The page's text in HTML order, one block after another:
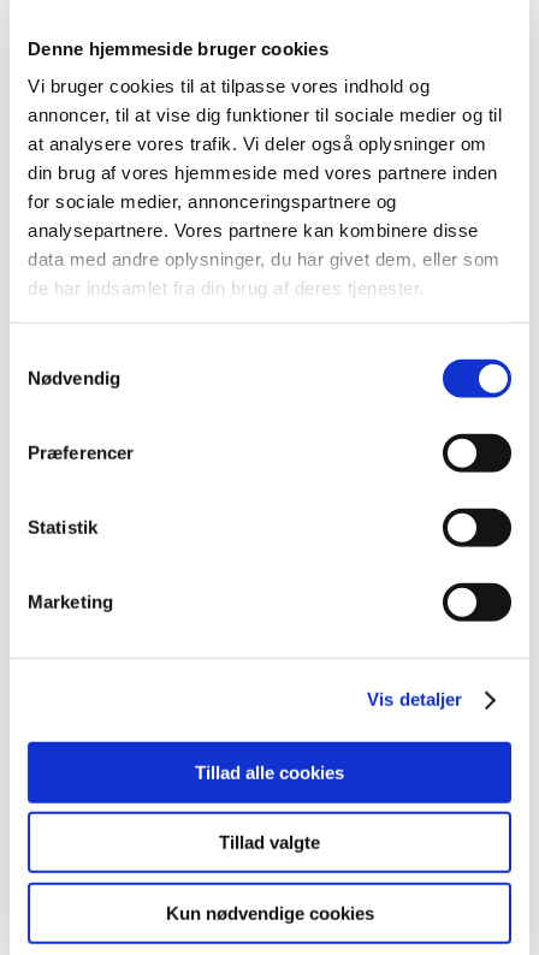
Denne hjemmeside bruger cookies
Vi bruger cookies til at tilpasse vores indhold og
annoncer, til at vise dig funktioner til sociale medier og til
at analysere vores trafik. Vi deler også oplysninger om
din brug af vores hjemmeside med vores partnere inden
for sociale medier, annonceringspartnere og
analysepartnere. Vores partnere kan kombinere disse
data med andre oplysninger, du har givet dem, eller som
de har indsamlet fra din brug af deres tjenester.
Nødvendig
Præferencer
Statistik
Marketing
Vis detaljer
Tillad alle cookies
Tillad valgte
Kun nødvendige cookies
Endelig indstilling til tilskudsstatus for
NSAID’er og medicin mod svage smerter
|27. januar 2015|
Medicintilskudsnævnet har revurderet tilskudsstatus for
NSAID’er og medicin mod svage smerter (ATC-gruppe
Taptiqom® får generelt tilskud
Sundhedsstyrelsen giver generelt tilskud til Taptiqom
2025 (158)
2024 (224)
2019 (159)
2017 (167)